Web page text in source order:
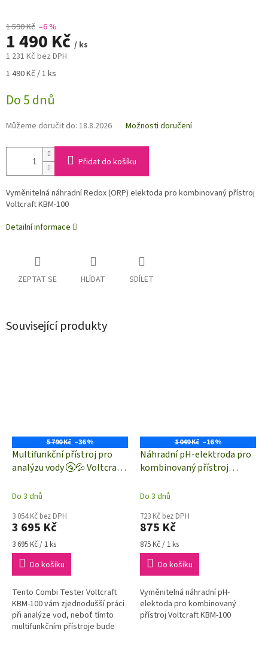
1 590 Kč –6 %
1 490 Kč / ks
1 231 Kč bez DPH
Měrná
1 490 Kč / 1 ks
Do 5 dnů
Můžeme doručit do: 18.8.2026 Možnosti doručení
Přidat do košíku
Vyměnitelná náhradní Redox (ORP) elektoda pro kombinovaný přístroj
Voltcraft KBM-100
Detailní informace
ZEPTAT SE HLÍDAT SDÍLET
Související produkty
5 790 Kč –36 %
Multifunkční přístroj pro
analýzu vody 🚰💦 Voltcraft
teplota
Do 3 dnů
3 054 Kč bez DPH
3 695 Kč
Měrná
cena:
3 695 Kč / 1 ks
Do košíku
Tento Combi Tester Voltcraft
KBM-100 vám zjednodušší práci
při analýze vod, neboť tímto
multifunkčním přístroje bude
1 049 Kč –16 %
Náhradní pH-elektroda pro
kombinovaný přístroj
Do 3 dnů
723 Kč bez DPH
875 Kč
Měrná
cena:
875 Kč / 1 ks
Do košíku
Vyměnitelná náhradní pH-
elektoda pro kombinovaný
přístroj Voltcraft KBM-100